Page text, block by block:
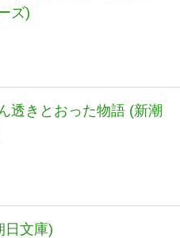
ズ)
透きとおった物語 (新潮
日文庫)